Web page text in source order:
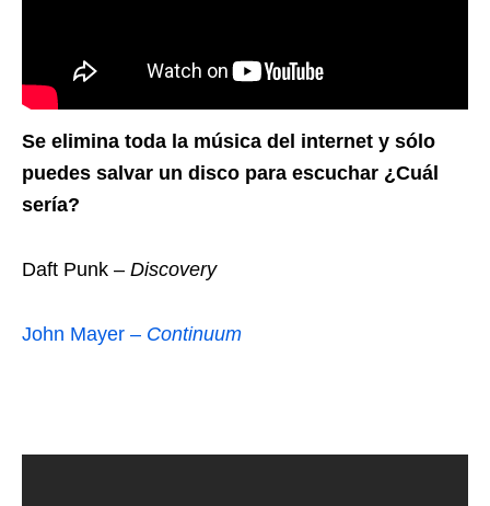
Se elimina toda la música del internet y sólo
puedes salvar un disco para escuchar ¿Cuál
sería?
Daft Punk – Discovery
John Mayer – Continuum